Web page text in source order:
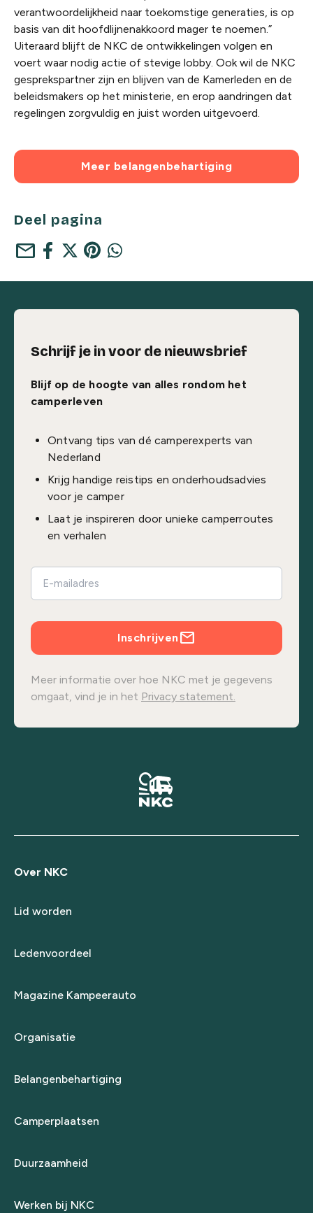
verantwoordelijkheid naar toekomstige generaties, is op
basis van dit hoofdlijnenakkoord mager te noemen.”
Uiteraard blijft de NKC de ontwikkelingen volgen en
voert waar nodig actie of stevige lobby. Ook wil de NKC
gesprekspartner zijn en blijven van de Kamerleden en de
beleidsmakers op het ministerie, en erop aandringen dat
regelingen zorgvuldig en juist worden uitgevoerd.
Meer belangenbehartiging
Deel pagina
mail
Schrijf je in voor de nieuwsbrief
Blijf op de hoogte van alles rondom het
camperleven
Ontvang tips van dé camperexperts van
Nederland
Krijg handige reistips en onderhoudsadvies
voor je camper
Laat je inspireren door unieke camperroutes
en verhalen
Inschrijven
Meer informatie over hoe NKC met je gegevens
omgaat, vind je in het Privacy statement.
Over NKC
Lid worden
Ledenvoordeel
Magazine Kampeerauto
Organisatie
Belangenbehartiging
Camperplaatsen
Duurzaamheid
Werken bij NKC